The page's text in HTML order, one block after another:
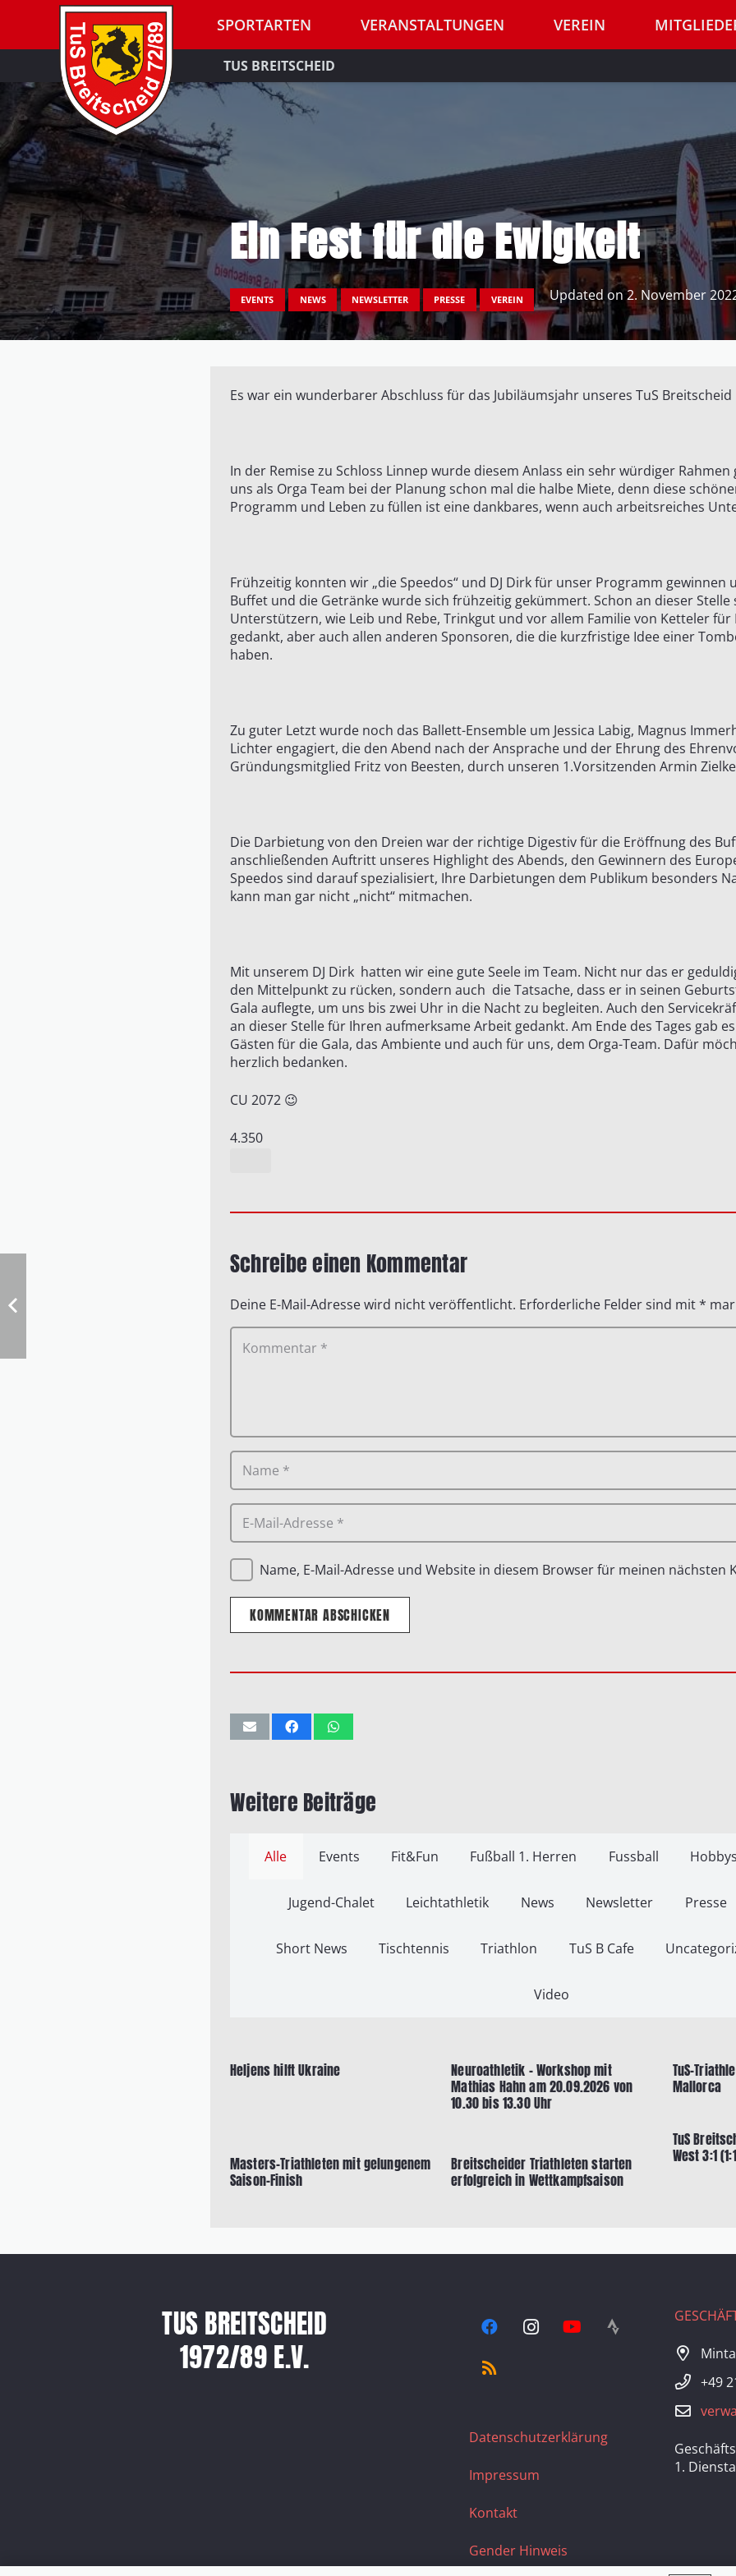
SPORTARTEN VERANSTALTUNGEN VEREIN
TUS BREITSCHEID
Ein Fest für die Ewigkeit
EVENTS NEWS NEWSLETTER PRESSE VEREIN Updated on2. November
Es war ein wunderbarer Abschluss für das Jubiläumsjahr unseres TuS Breitscheid
In der Remise zu Schloss Linnep wurde diesem Anlass ein sehr würdiger
uns als Orga Team bei der Planung schon mal die halbe Miete, denn diese
Programm und Leben zu füllen ist eine dankbares, wenn auch arbeitsreiches
Frühzeitig konnten wir „die Speedos“ und DJ Dirk für unser Programm gewinnen
Buffet und die Getränke wurde sich frühzeitig gekümmert. Schon an dieser Stelle
Unterstützern, wie Leib und Rebe, Trinkgut und vor allem Familie von Ketteler
gedankt, aber auch allen anderen Sponsoren, die die kurzfristige Idee einer
haben.
Zu guter Letzt wurde noch das Ballett-Ensemble um Jessica Labig, Magnus
Lichter engagiert, die den Abend nach der Ansprache und der Ehrung des
Gründungsmitglied Fritz von Beesten, durch unseren 1.Vorsitzenden Armin
Die Darbietung von den Dreien war der richtige Digestiv für die Eröffnung des
anschließenden Auftritt unseres Highlight des Abends, den Gewinnern des
Speedos sind darauf spezialisiert, Ihre Darbietungen dem Publikum besonders
kann man gar nicht „nicht“ mitmachen.
Mit unserem DJ Dirk hatten wir eine gute Seele im Team. Nicht nur das er
den Mittelpunkt zu rücken, sondern auch die Tatsache, dass er in seinen
Gala auflegte, um uns bis zwei Uhr in die Nacht zu begleiten. Auch den
an dieser Stelle für Ihren aufmerksame Arbeit gedankt. Am Ende des Tages gab
Gästen für die Gala, das Ambiente und auch für uns, dem Orga-Team. Dafür
herzlich bedanken.
CU 2072 😉
4.350
Schreibe einen Kommentar
Deine E-Mail-Adresse wird nicht veröffentlicht. Erforderliche Felder sind mit*
Name, E-Mail-Adresse und Website in diesem Browser für meinen nächsten
KOMMENTAR ABSCHICKEN
Weitere Beiträge
Alle Events Fit&Fun Fußball 1. Herren Fussball
Jugend-Chalet Leichtathletik News Newsletter Presse
Short News Tischtennis Triathlon TuS B Cafe
Video
Heljens hilft Ukraine
Neuroathletik – Workshop mit
Mathias Hahn am 20.09.2026 von
10.30 bis 13.30 Uhr
TuS-
Mallorca
Masters-Triathleten mit gelungenem
Saison-Finish
Breitscheider Triathleten starten
erfolgreich in Wettkampfsaison
TuS
West 3:1
TUS BREITSCHEID
1972/89 E.V.
Datenschutzerklärung
Impressum
Kontakt
Gender Hinweis
+49
1.